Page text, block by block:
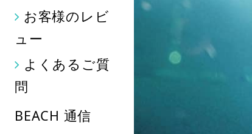
お客様のレビ
ュー
よくあるご質
問
BEACH 通信